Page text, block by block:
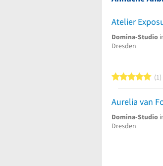
Atelier
Domina-Studio
Dresden
5
1
Domina-Studio
Dresden